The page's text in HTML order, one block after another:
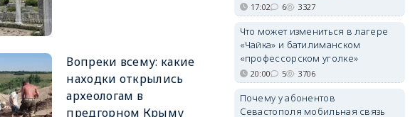
Вопреки всему: какие
находки открылись
археологам в
предгорном Крыму
17:02 6 3327
Что может измениться в лагере
«Чайка» и батилиманском
«профессорском уголке»
20:00 5 3706
Почему у абонентов
Севастополя мобильная связь